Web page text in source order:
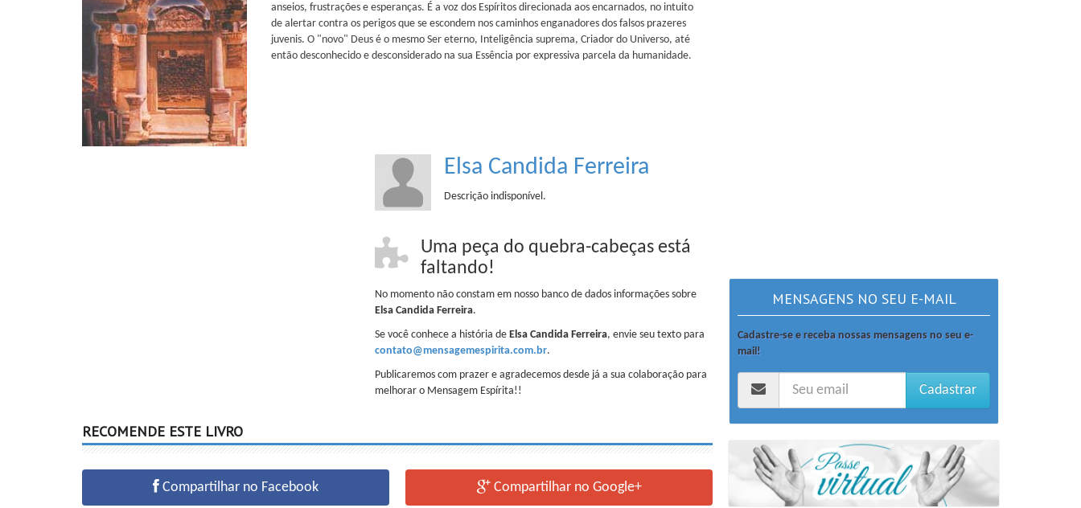
anseios, frustrações e esperanças. É a voz dos Espíritos direcionada aos encarnados, no intuito
de alertar contra os perigos que se escondem nos caminhos enganadores dos falsos prazeres
juvenis. O "novo" Deus é o mesmo Ser eterno, Inteligência suprema, Criador do Universo, até
então desconhecido e desconsiderado na sua Essência por expressiva parcela da humanidade.
Elsa Candida Ferreira
Descrição indisponível.
Uma peça do quebra-cabeças está
faltando!
No momento não constam em nosso banco de dados informações sobre
Elsa Candida Ferreira.
Se você conhece a história de Elsa Candida Ferreira, envie seu texto para
contato@mensagemespirita.com.br.
Publicaremos com prazer e agradecemos desde já a sua colaboração para
melhorar o Mensagem Espírita!!
RECOMENDE ESTE LIVRO
Compartilhar no Facebook Compartilhar no Google+
MENSAGENS NO SEU E-MAIL
Cadastre-se e receba nossas mensagens no seu e-
mail!
Cadastrar